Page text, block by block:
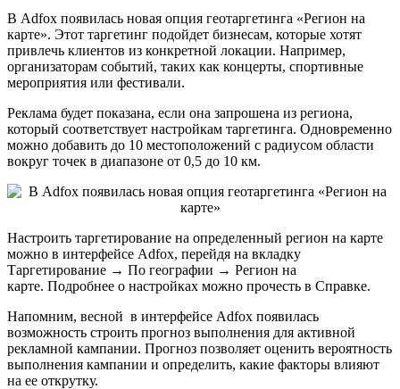
В Adfox появилась новая опция геотаргетинга «Регион на
карте». Этот таргетинг подойдет бизнесам, которые хотят
привлечь клиентов из конкретной локации. Например,
организаторам событий, таких как концерты, спортивные
мероприятия или фестивали.
Реклама будет показана, если она запрошена из региона,
который соответствует настройкам таргетинга. Одновременно
можно добавить до 10 местоположений с радиусом области
вокруг точек в диапазоне от 0,5 до 10 км.
Настроить таргетирование на определенный регион на карте
можно в интерфейсе Adfox, перейдя на вкладку
Таргетирование → По географии → Регион на
карте. Подробнее о настройках можно прочесть в Справке.
Напомним, весной в интерфейсе Adfox появилась
возможность строить прогноз выполнения для активной
рекламной кампании. Прогноз позволяет оценить вероятность
выполнения кампании и определить, какие факторы влияют
на ее открутку.